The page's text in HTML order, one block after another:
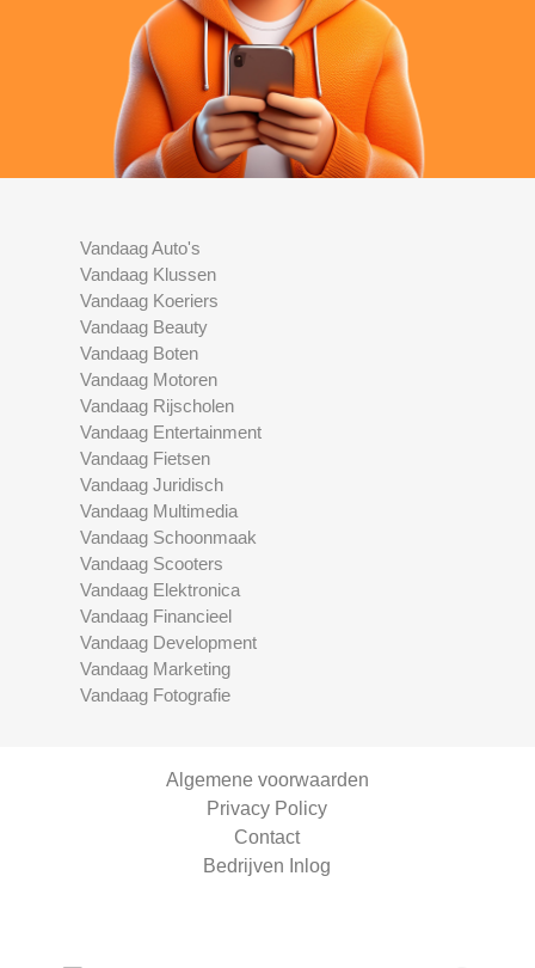
Vandaag Auto's
Vandaag Klussen
Vandaag Koeriers
Vandaag Beauty
Vandaag Boten
Vandaag Motoren
Vandaag Rijscholen
Vandaag Entertainment
Vandaag Fietsen
Vandaag Juridisch
Vandaag Multimedia
Vandaag Schoonmaak
Vandaag Scooters
Vandaag Elektronica
Vandaag Financieel
Vandaag Development
Vandaag Marketing
Vandaag Fotografie
Algemene voorwaarden
Privacy Policy
Contact
Bedrijven Inlog